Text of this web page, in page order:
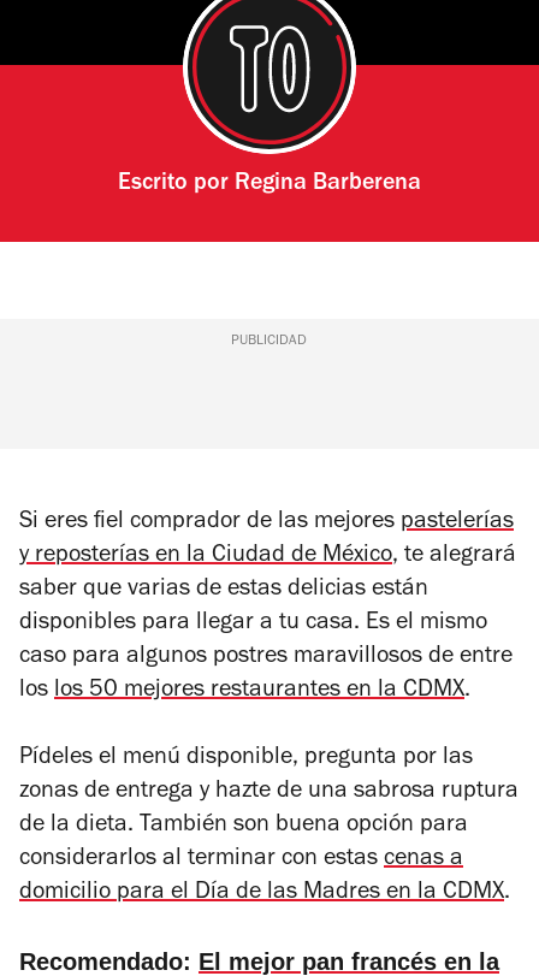
Escrito por Regina Barberena
PUBLICIDAD
Si eres fiel comprador de las mejores pastelerías
y reposterías en la Ciudad de México, te alegrará
saber que varias de estas delicias están
disponibles para llegar a tu casa. Es el mismo
caso para algunos postres maravillosos de entre
los los 50 mejores restaurantes en la CDMX.
Pídeles el menú disponible, pregunta por las
zonas de entrega y hazte de una sabrosa ruptura
de la dieta. También son buena opción para
considerarlos al terminar con estas cenas a
domicilio para el Día de las Madres en la CDMX.
Recomendado: El mejor pan francés en la